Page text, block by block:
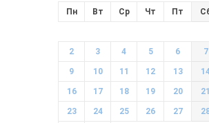
Пн Вт Ср Чт Пт
2 3 4 5 6 7
9 10 11 12 13
16 17 18 19 20 21
23 24 25 26 27